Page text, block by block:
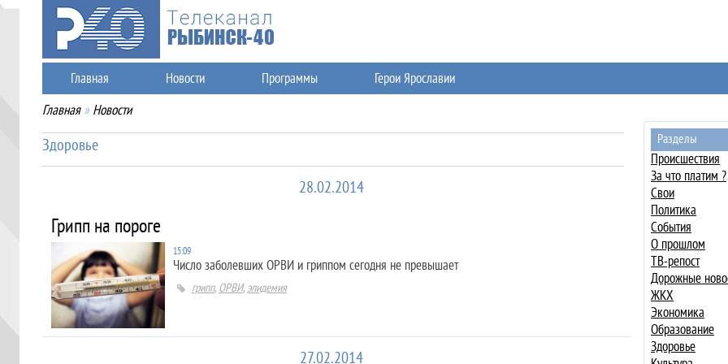
Главная Новости Программы Герои Ярославии
Главная » Новости
Разделы
Происшествия
За что платим ?
Свои
Политика
События
О прошлом
ТВ-репост
Дорожные
ЖКХ
Экономика
Образование
Здоровье
Здоровье
28.02.2014
Грипп на пороге
15:09
Число заболевших ОРВИ и гриппом сегодня не превышает
грипп, ОРВИ,эпидемия
27.02.2014